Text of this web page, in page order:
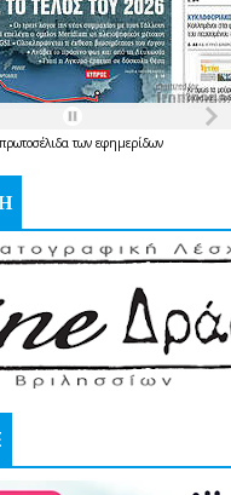
πρωτοσέλιδατων εφημερίδων